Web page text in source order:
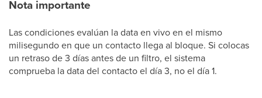
Nota importante
Las condiciones evalúan la data en vivo en el mismo
milisegundo en que un contacto llega al bloque. Si colocas
un retraso de 3 días antes de un filtro, el sistema
comprueba la data del contacto el día 3, no el día 1.